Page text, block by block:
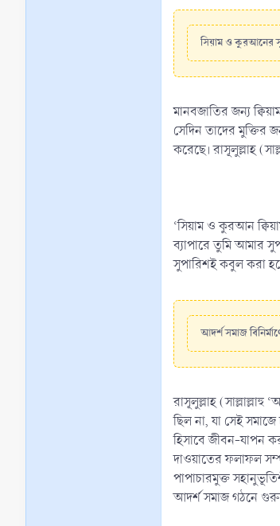
সিয়াম ও কুরআনের
মানবজাতির জন্য
সেদিন তাদের মুক্তির
করেছে। রাসূলুল্লাহ
‘সিয়াম ও কুরআন
ব্যাপারে তুমি আমার
সুপারিশই কবুল করা
আদর্শ সমাজ
রাসূলুল্লাহ
ছিল না, যা সেই
হিসাবে জীবন-যাপন
দাওয়াতের ফলাফল
পাপাচারমুক্ত
আদর্শ সমাজ গঠনে